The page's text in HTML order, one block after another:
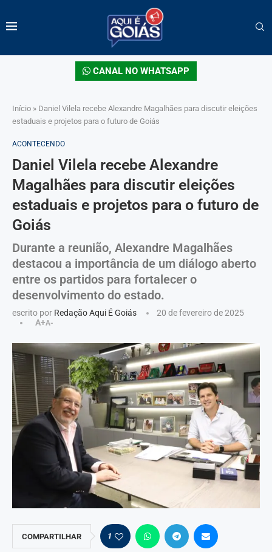
CANAL NO WHATSAPP
Início » Daniel Vilela recebe Alexandre Magalhães para discutir eleições
estaduais e projetos para o futuro de Goiás
ACONTECENDO
Daniel Vilela recebe Alexandre
Magalhães para discutir eleições
estaduais e projetos para o futuro de
Goiás
Durante a reunião, Alexandre Magalhães
destacou a importância de um diálogo aberto
entre os partidos para fortalecer o
desenvolvimento do estado.
escrito por Redação Aqui É Goiás
20 de fevereiro de 2025
A+A-
COMPARTILHAR 1